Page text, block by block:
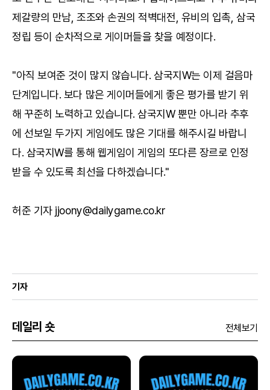
제갈량의 만남, 조조와 손권의 적벽대전, 유비의 입촉, 삼국
정립 등이 순차적으로 게이머들을 찾을 예정이다.
"아직 보여준 것이 많지 않습니다. 삼국지W는 이제 걸음마
단계입니다. 보다 많은 게이머들에게 좋은 평가를 받기 위
해 꾸준히 노력하고 있습니다. 삼국지W 뿐만 아니라 추후
에 선보일 두가지 게임에도 많은 기대를 해주시길 바랍니
다. 삼국지W를 통해 웹게임이 게임의 또다른 장르로 인정
받을 수 있도록 최선을 다하겠습니다."
허준 기자 jjoony@dailygame.co.kr
기자
데일리 숏 전체보기